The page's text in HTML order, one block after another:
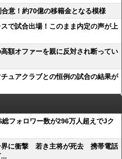
合意！約70億の移籍金となる模様
で試合出場！このまま内定の声が上
額オファーを親に反対され断ってい
ュアクラブとの恒例の試合の結果が
総フォロワー数が296万人超えでJク
界に衝撃 若き主将が死去 携帯電話